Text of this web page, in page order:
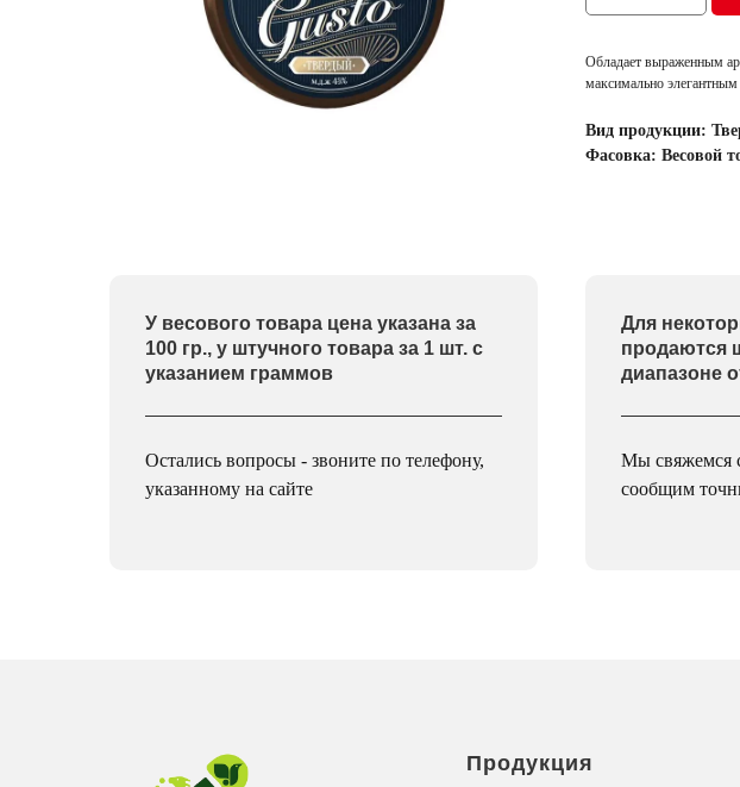
Обладает выраженным
максимально
Вид продукции:
Фасовка: Весовой
У весового товара цена указана за
100 гр., у штучного товара за 1 шт. с
указанием граммов
Остались вопросы - звоните по телефону,
указанному на сайте
Для
продаются
диапазоне
Мы свяжемся
сообщим
Продукция